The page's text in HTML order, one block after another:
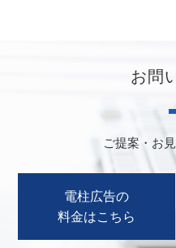
お問
ご提案・お
電柱広告の
料金はこちら